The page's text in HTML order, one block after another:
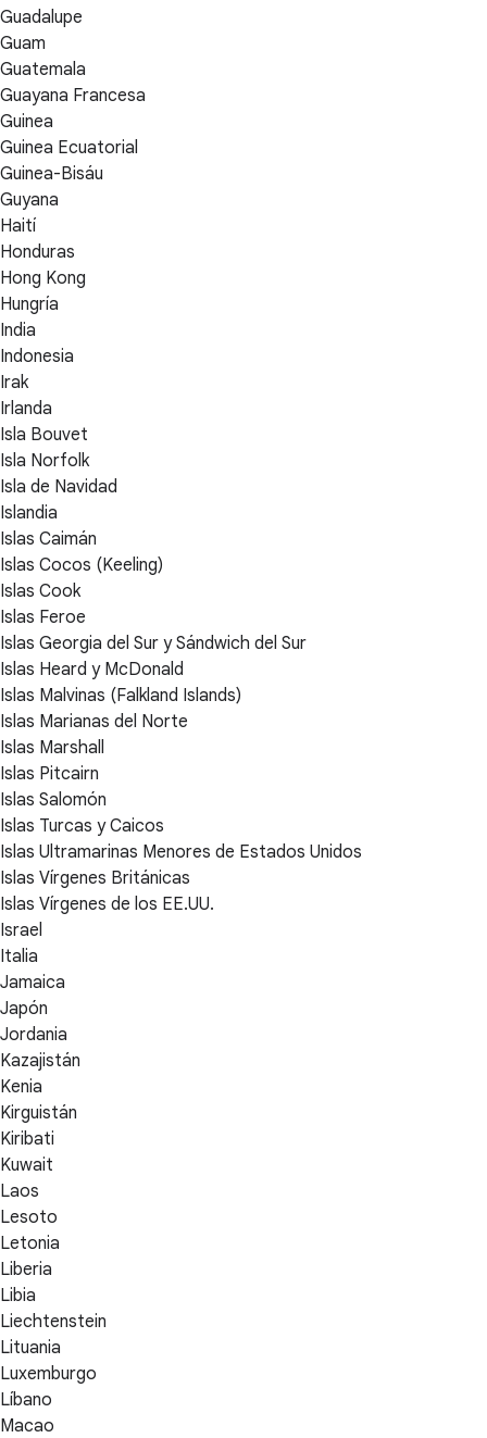
Guadalupe
Guam
Guatemala
Guayana Francesa
Guinea
Guinea Ecuatorial
Guinea-Bisáu
Guyana
Haití
Honduras
Hong Kong
Hungría
India
Indonesia
Irak
Irlanda
Isla Bouvet
Isla Norfolk
Isla de Navidad
Islandia
Islas Caimán
Islas Cocos (Keeling)
Islas Cook
Islas Feroe
Islas Georgia del Sur y Sándwich del Sur
Islas Heard y McDonald
Islas Malvinas (Falkland Islands)
Islas Marianas del Norte
Islas Marshall
Islas Pitcairn
Islas Salomón
Islas Turcas y Caicos
Islas Ultramarinas Menores de Estados Unidos
Islas Vírgenes Británicas
Islas Vírgenes de los EE.UU.
Israel
Italia
Jamaica
Japón
Jordania
Kazajistán
Kenia
Kirguistán
Kiribati
Kuwait
Laos
Lesoto
Letonia
Liberia
Libia
Liechtenstein
Lituania
Luxemburgo
Líbano
Macao